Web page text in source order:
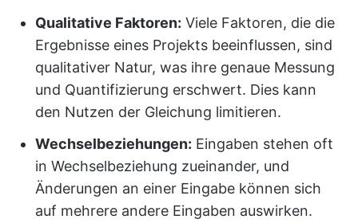
Qualitative Faktoren: Viele Faktoren, die die
Ergebnisse eines Projekts beeinflussen, sind
qualitativer Natur, was ihre genaue Messung
und Quantifizierung erschwert. Dies kann
den Nutzen der Gleichung limitieren.
Wechselbeziehungen: Eingaben stehen oft
in Wechselbeziehung zueinander, und
Änderungen an einer Eingabe können sich
auf mehrere andere Eingaben auswirken.